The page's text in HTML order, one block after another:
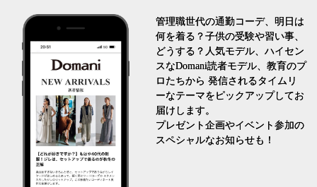
管理職世代の通勤コーデ、明日は
何を着る？子供の受験や習い事、
どうする？人気モデル、ハイセン
スなDomani読者モデル、教育のプ
ロたちから 発信されるタイムリ
ーなテーマをピックアップしてお
届けします。
プレゼント企画やイベント参加の
スペシャルなお知らせも！